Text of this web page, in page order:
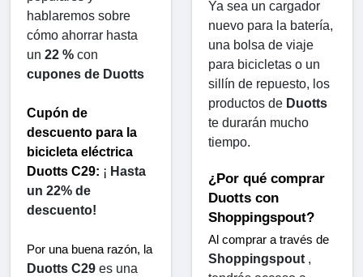
hablaremos sobre
cómo ahorrar hasta
un 22 %
cupones de Duotts
Cupón de
descuento para la
bicicleta eléctrica
Duotts ​​C29: ¡ Hasta
un 22% de
descuento!
Duotts ​​C29 es una
Ya sea un cargador
nuevo para la batería,
una bolsa de viaje
para bicicletas o un
sillín de repuesto, los
productos de Duotts
te durarán mucho
tiempo.
¿Por qué comprar
Duotts ​​con
Shoppingspout?
Shoppingspout ,